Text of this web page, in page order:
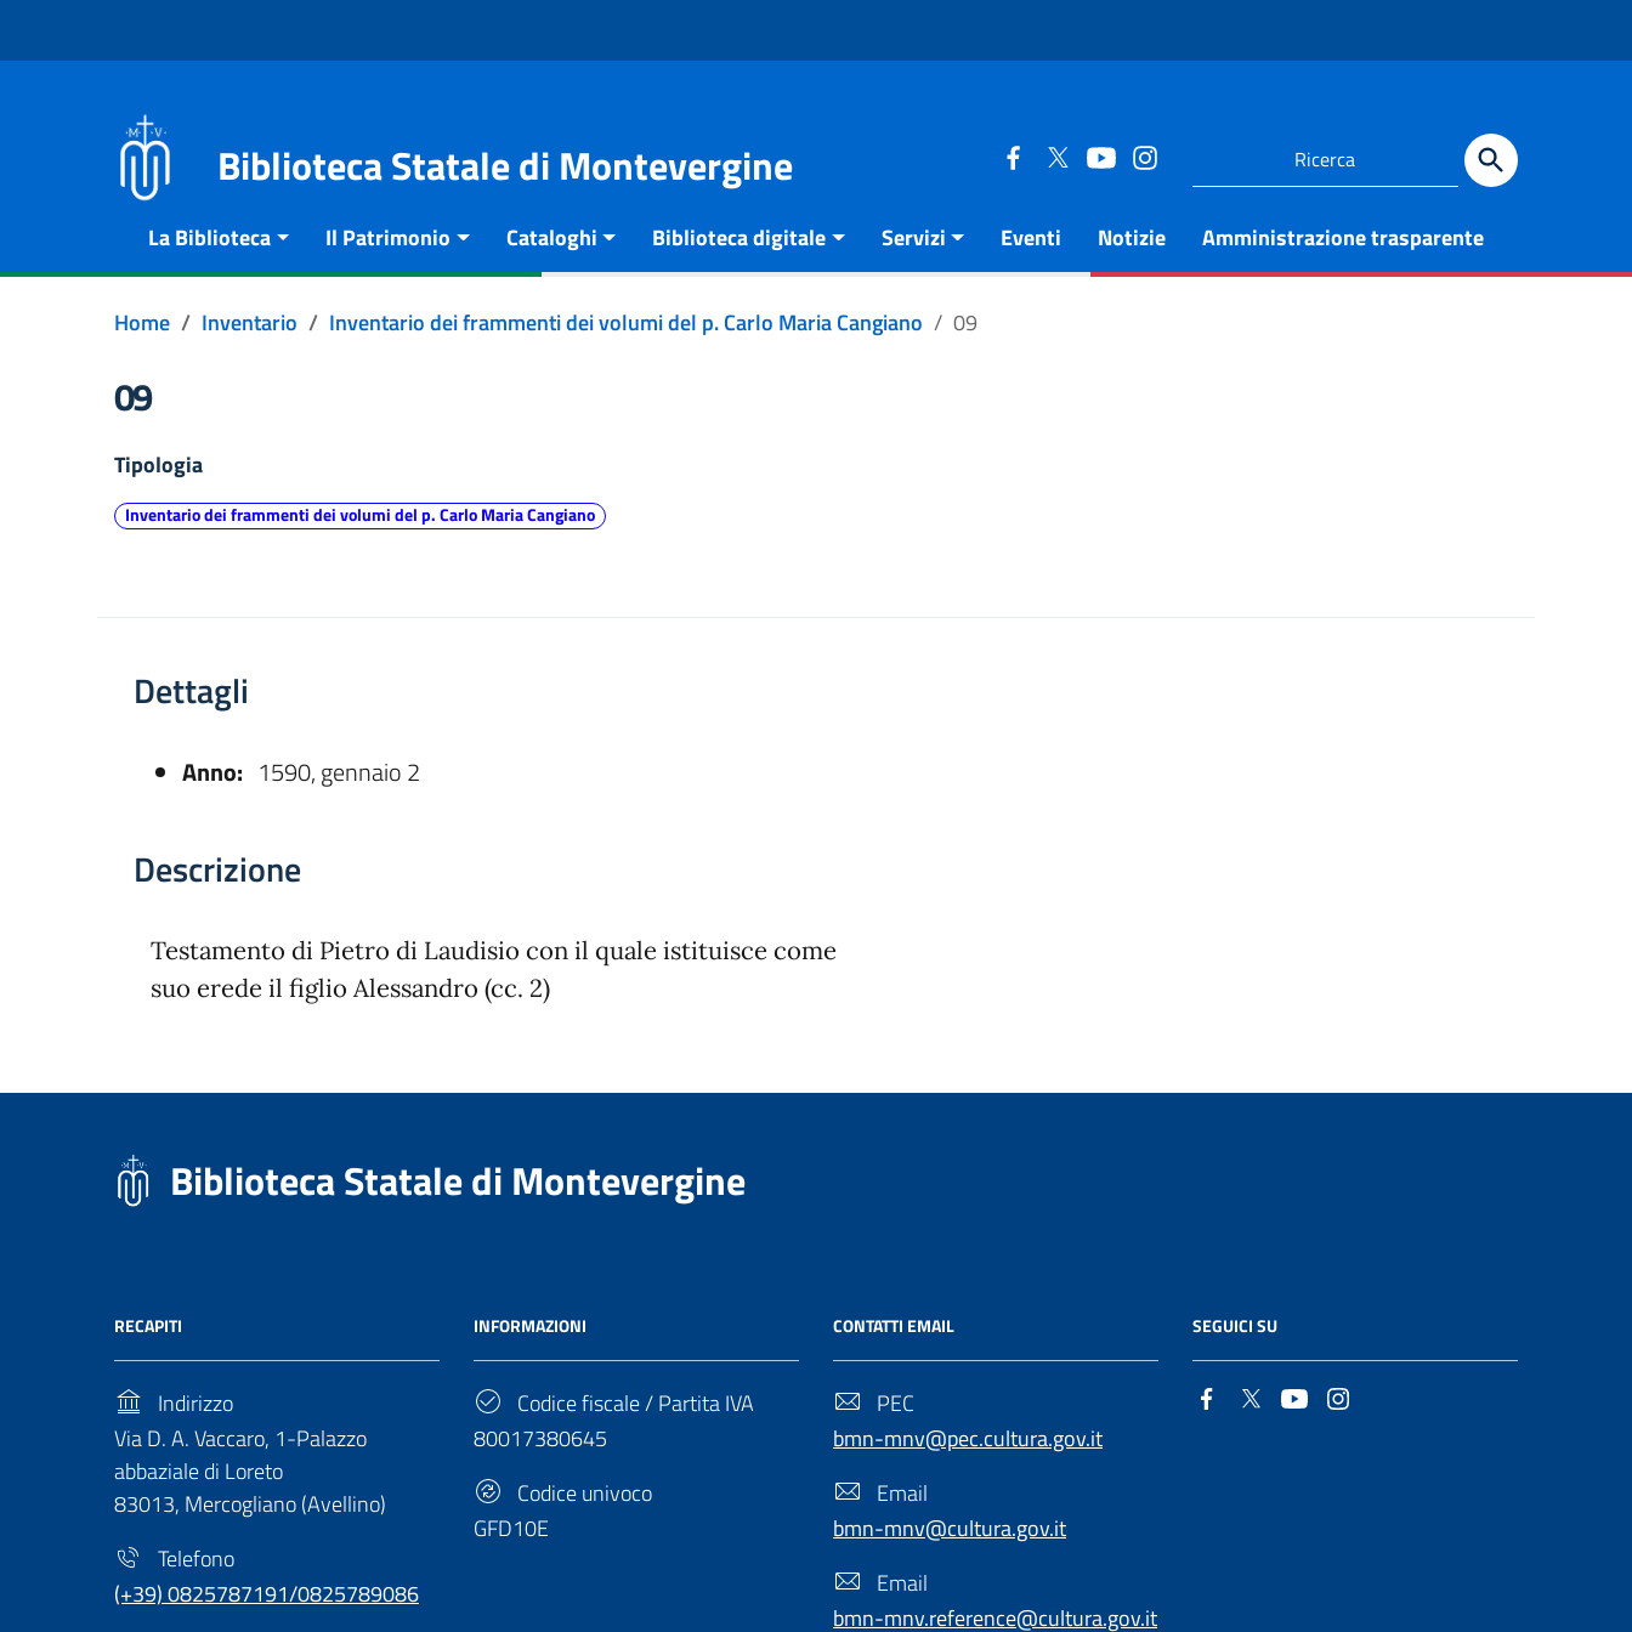
Biblioteca Statale di Montevergine
La Biblioteca Il Patrimonio Cataloghi Biblioteca digitale Servizi Eventi Notizie Amministrazione trasparente
Home Inventario Inventario dei frammenti dei volumi del p. Carlo Maria Cangiano 09
09
Tipologia
Inventario dei frammenti dei volumi del p. Carlo Maria Cangiano
Dettagli
Anno: 1590, gennaio 2
Descrizione
Testamento di Pietro di Laudisio con il quale istituisce come
suo erede il figlio Alessandro (cc. 2)
Biblioteca Statale di Montevergine
RECAPITI
Indirizzo
Via D. A. Vaccaro, 1-Palazzo
abbaziale di Loreto
83013, Mercogliano (Avellino)
Telefono
(+39) 0825787191/0825789086
INFORMAZIONI
Codice fiscale / Partita IVA
80017380645
Codice univoco
GFD10E
CONTATTI EMAIL
PEC
bmn-mnv@pec.cultura.gov.it
Email
bmn-mnv@cultura.gov.it
Email
bmn-mnv.reference@cultura.gov.it
SEGUICI SU